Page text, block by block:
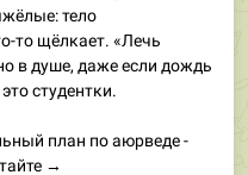
в душе, даже если дождь
студентки.
план по аюрведе -
в понедельник.